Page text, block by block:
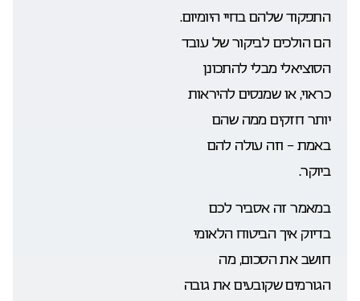
התפקוד שלהם בחיי היומיום.
הם הולכים לביקור של עובד
הסוציאלי מבלי להתכונן
כראוי, או שמנסים להיראות
יותר חזקים ממה שהם
באמת – וזה עולה להם
ביוקר.
במאמר זה אסביר לכם
בדיוק איך הביטוח הלאומי
חושב את הסכום, מה
הגורמים שקובעים את גובה